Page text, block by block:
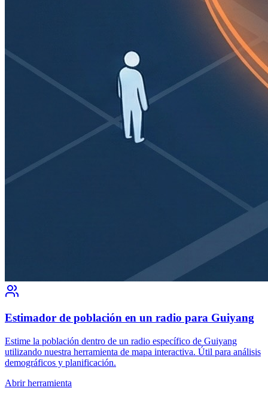
Estimador de población en un radio para Guiyang
Estime la población dentro de un radio específico de Guiyang
utilizando nuestra herramienta de mapa interactiva. Útil para análisis
demográficos y planificación.
Abrir herramienta